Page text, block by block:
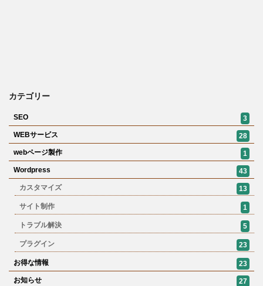
カテゴリー
SEO
3
WEBサービス
28
webページ製作
1
Wordpress
43
カスタマイズ
13
サイト制作 1
トラブル解決 5
プラグイン 23
お得な情報
23
お知らせ
27